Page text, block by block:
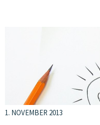
1. NOVEMBER 2013